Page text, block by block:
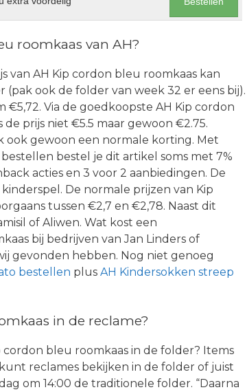
roomkaas van AH?
van AH Kip cordon bleu roomkaas kan
(pak ook de folder van week 32 er eens bij).
Via de goedkoopste AH Kip cordon
prijs niet €5.5 maar gewoon €2.75.
ook gewoon een normale korting. Met
bestel je dit artikel soms met 7%
acties en 3 voor 2 aanbiedingen. De
De normale prijzen van Kip
tussen €2,7 en €2,78. Naast dit
of Aliwen. Wat kost een
bij bedrijven van Jan Linders of
gevonden hebben. Nog niet genoeg
bestellen plus AH Kindersokken streep
in de reclame?
cordon bleu roomkaas in de folder? Items
reclames bekijken in de folder of juist
om 14:00 de traditionele folder. “Daarna